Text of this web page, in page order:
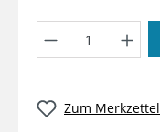
Produkt
Zum